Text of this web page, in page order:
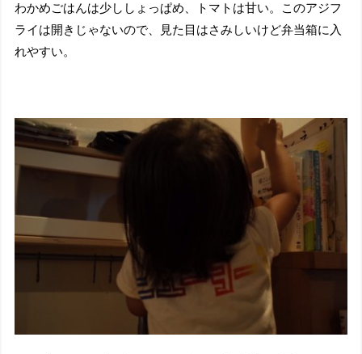
わかめごはんは少ししょっぱめ、トマトは甘い。このアジフ
ライは開きじゃないので、見た目はさみしいけど弁当箱に入
れやすい。